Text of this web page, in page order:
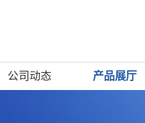
公司动态 产品展厅